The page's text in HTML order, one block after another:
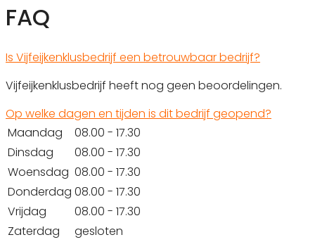
FAQ
Is Vijfeijkenklusbedrijf een betrouwbaar bedrijf?
Vijfeijkenklusbedrijf heeft nog geen beoordelingen.
Op welke dagen en tijden is dit bedrijf geopend?
Maandag
08.00 - 17.30
Dinsdag
08.00 - 17.30
Woensdag 08.00 - 17.30
Donderdag 08.00 - 17.30
Vrijdag
08.00 - 17.30
Zaterdag
gesloten